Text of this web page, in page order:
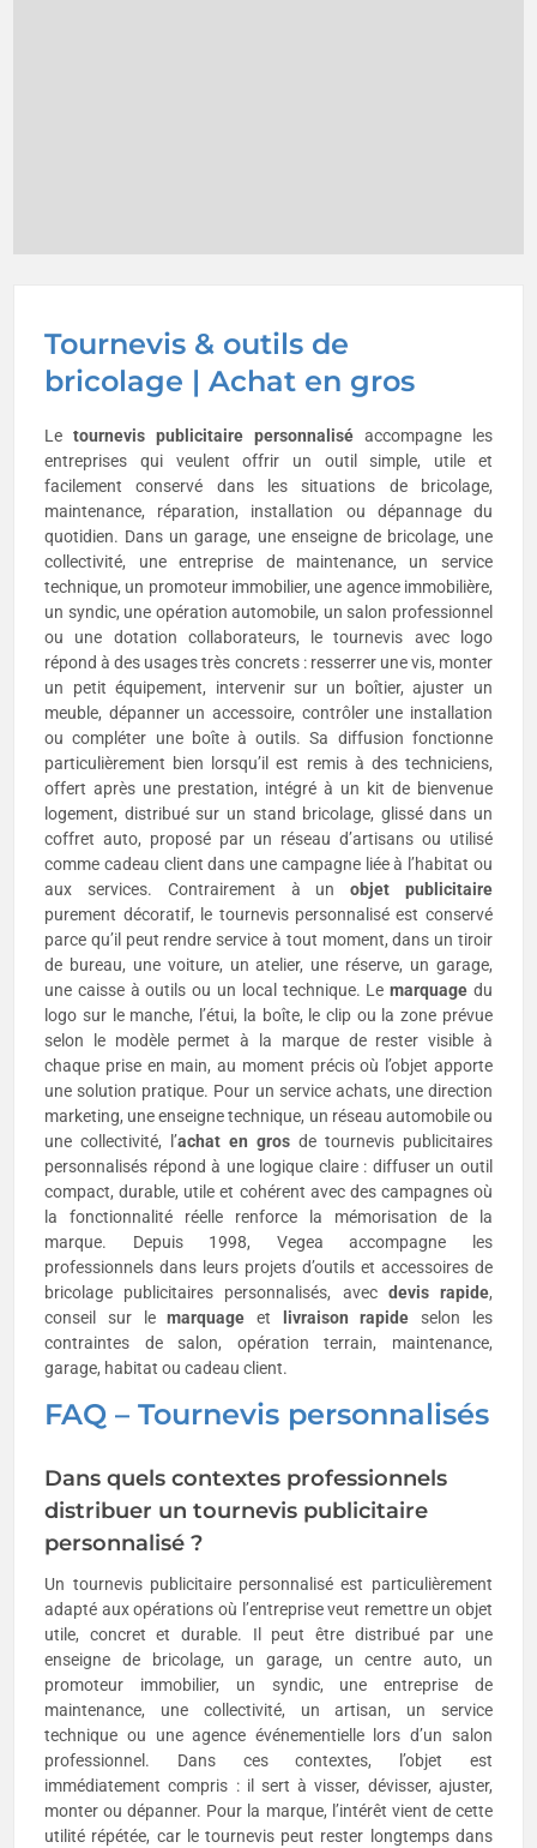
Tournevis & outils de
bricolage | Achat en gros
Letournevis publicitaire personnaliséaccompagne les
entreprises qui veulent offrir un outil simple, utile et
facilement conservé dans les situations de bricolage,
maintenance, réparation, installation ou dépannage du
quotidien. Dans un garage, une enseigne de bricolage, une
collectivité, une entreprise de maintenance, un service
technique, un promoteur immobilier, une agence immobilière,
un syndic, une opération automobile, un salon professionnel
ou une dotation collaborateurs, le tournevis avec logo
répond à des usages très concrets : resserrer une vis, monter
un petit équipement, intervenir sur un boîtier, ajuster un
meuble, dépanner un accessoire, contrôler une installation
ou compléter une boîte à outils. Sa diffusion fonctionne
particulièrement bien lorsqu’il est remis à des techniciens,
offert après une prestation, intégré à un kit de bienvenue
logement, distribué sur un stand bricolage, glissé dans un
coffret auto, proposé par un réseau d’artisans ou utilisé
comme cadeau client dans une campagne liée à l’habitat ou
aux services. Contrairement à unobjet publicitaire
purement décoratif, le tournevis personnalisé est conservé
parce qu’il peut rendre service à tout moment, dans un tiroir
de bureau, une voiture, un atelier, une réserve, un garage,
une caisse à outils ou un local technique. Lemarquage du
logo sur le manche, l’étui, la boîte, le clip ou la zone prévue
selon le modèle permet à la marque de rester visible à
chaque prise en main, au moment précis où l’objet apporte
une solution pratique. Pour un service achats, une direction
marketing, une enseigne technique, un réseau automobile ou
une collectivité, l’achat en grosde tournevis publicitaires
personnalisés répond à une logique claire : diffuser un outil
compact, durable, utile et cohérent avec des campagnes où
la fonctionnalité réelle renforce la mémorisation de la
marque. Depuis 1998, Vegea accompagne les
professionnels dans leurs projets d’outils et accessoires de
bricolage publicitaires personnalisés, avec devis rapide,
conseil sur lemarquage et livraison rapide selon les
contraintes de salon, opération terrain, maintenance,
garage, habitat ou cadeau client.
FAQ – Tournevis personnalisés
Dans quels contextes professionnels
distribuer un tournevis publicitaire
personnalisé ?
Un tournevis publicitaire personnalisé est particulièrement
adapté aux opérations où l’entreprise veut remettre un objet
utile, concret et durable. Il peut être distribué par une
enseigne de bricolage, un garage, un centre auto, un
promoteur immobilier, un syndic, une entreprise de
maintenance, une collectivité, un artisan, un service
technique ou une agence événementielle lors d’un salon
professionnel. Dans ces contextes, l’objet est
immédiatement compris : il sert à visser, dévisser, ajuster,
monter ou dépanner. Pour la marque, l’intérêt vient de cette
utilité répétée, car le tournevis peut rester longtemps dans